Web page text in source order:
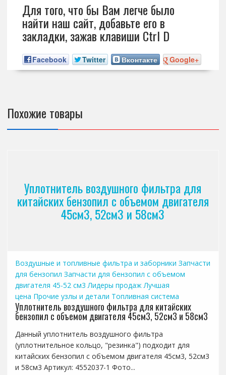
Для того, что бы Вам легче было
найти наш сайт, добавьте его в
закладки, зажав клавиши Ctrl D
Facebook Twitter Вконтакте Google+
Похожие товары
Уплотнитель воздушного фильтра для
китайских бензопил с объемом двигателя
45см3, 52см3 и 58см3
Воздушные и топливные фильтра и заборники Запчасти
для бензопил Запчасти для бензопил с объемом
двигателя 45-52 см3 Лидеры продаж Лучшая
цена Прочие узлы и детали Топливная система
Уплотнитель воздушного фильтра для китайских
бензопил с объемом двигателя 45см3, 52см3 и 58см3
Данный уплотнитель воздушного фильтра
(уплотнительное кольцо, "резинка") подходит для
китайских бензопил с объемом двигателя 45см3, 52см3
и 58см3 Артикул: 4552037-1 Фото...